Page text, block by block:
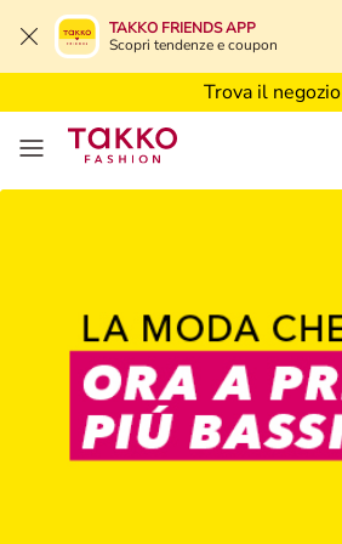
TAKKO FRIENDS APP
Scopri tendenze e coupon
Trova il negozio
Trova il negozio